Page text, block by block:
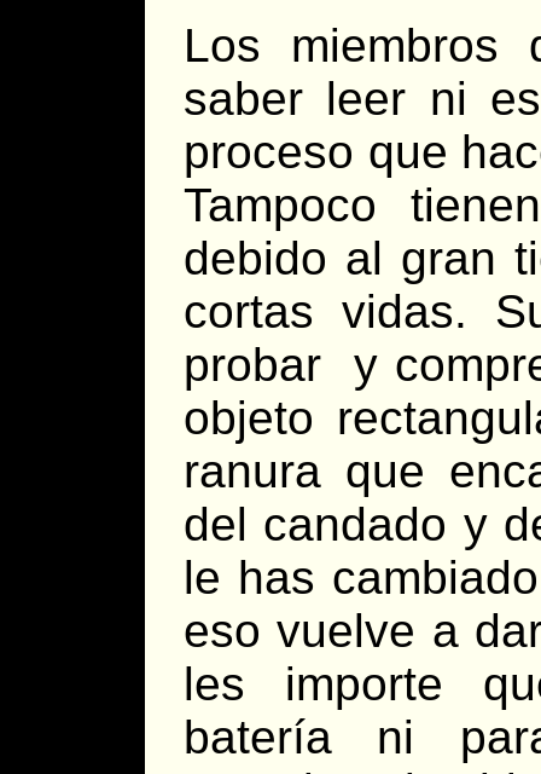
Los miembros
saber leer ni
proceso que
Tampoco
debido al gran
cortas vidas.
probar y
objeto
ranura que
del candado y
le has
eso vuelve a
les importe
batería ni